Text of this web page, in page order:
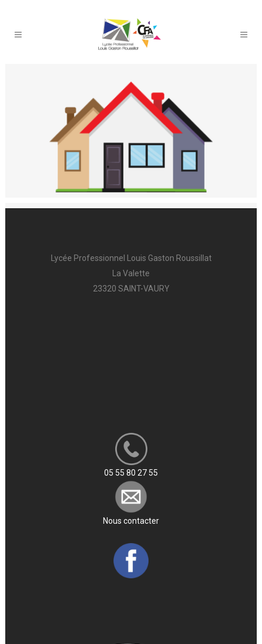
Lycée Professionnel Louis Gaston Roussillat
La Valette
23320 SAINT-VAURY
05 55 80 27 55
Nous contacter